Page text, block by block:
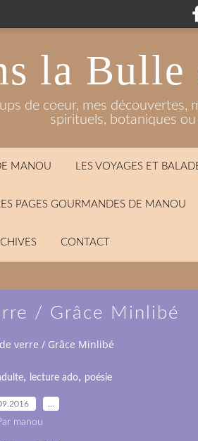
la Bulle
de coeur, mes
spirituels, botaniques ou
MANOU LES VOYAGES ET
PAGES GOURMANDES DE MANOU
CONTACT
/ Grâce Minlibé
verre / Grâce Minlibé
, lecture ado, poésie
manou